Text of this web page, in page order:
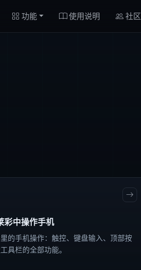
功能 使用说明 社区
彩中操作手机
的手机操作：触控、键盘输入、顶部按
具栏的全部功能。